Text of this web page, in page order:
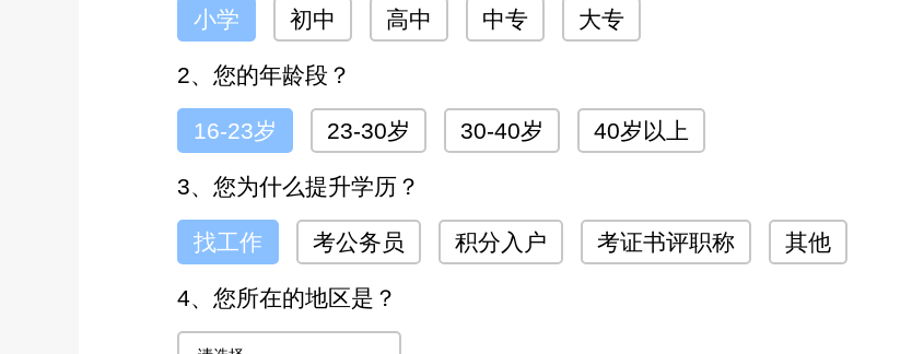
小学 初中 高中 中专 大专
2、您的年龄段？
16-23岁 23-30岁 30-40岁 40岁以上
3、您为什么提升学历？
找工作 考公务员 积分入户 考证书评职称 其他
4、您所在的地区是？